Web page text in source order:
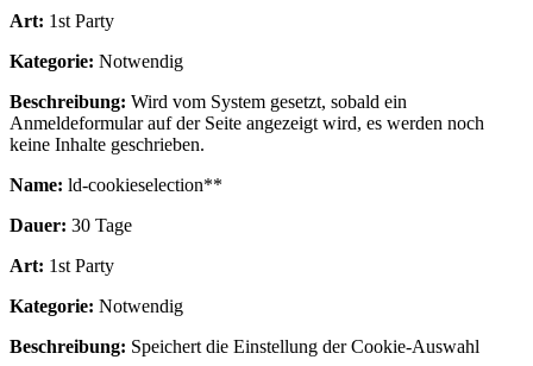
Art: 1st Party
Kategorie: Notwendig
Beschreibung: Wird vom System gesetzt, sobald ein
Anmeldeformular auf der Seite angezeigt wird, es werden noch
keine Inhalte geschrieben.
Name: ld-cookieselection**
Dauer: 30 Tage
Art: 1st Party
Kategorie: Notwendig
Beschreibung: Speichert die Einstellung der Cookie-Auswahl